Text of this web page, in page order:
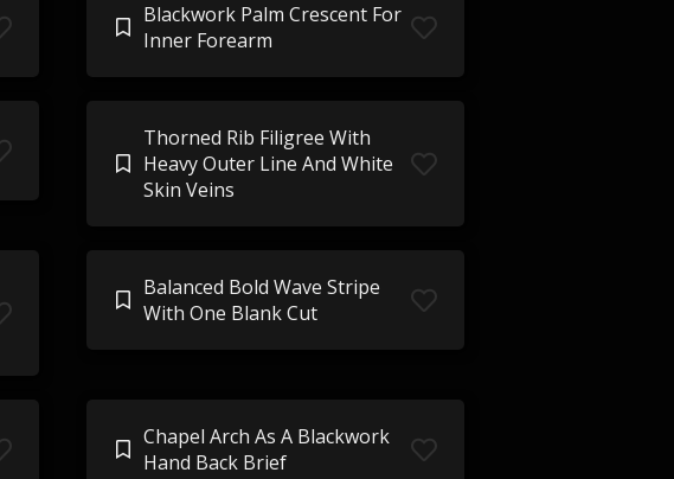
Blackwork Palm Crescent For
Inner Forearm
Thorned Rib Filigree With
Heavy Outer Line And White
Skin Veins
Balanced Bold Wave Stripe
With One Blank Cut
Chapel Arch As A Blackwork
Hand Back Brief